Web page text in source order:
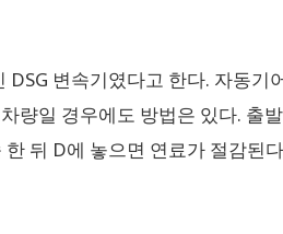
변속기였다고 한다. 자동기
량일 경우에도 방법은 있다. 출
뒤 D에 놓으면 연료가 절감된